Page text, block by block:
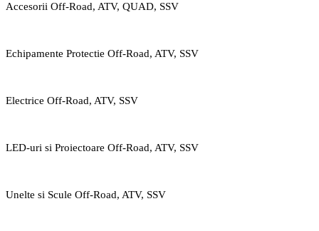
Accesorii Off-Road, ATV, QUAD, SSV
Echipamente Protectie Off-Road, ATV, SSV
Electrice Off-Road, ATV, SSV
LED-uri si Proiectoare Off-Road, ATV, SSV
Unelte si Scule Off-Road, ATV, SSV